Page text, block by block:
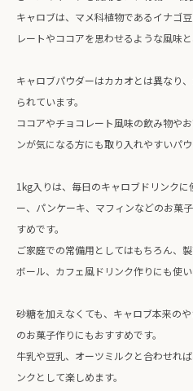
キャロブは、マメ科植物であるイナゴ
レートやココアを思わせるような風味
キャロブパウダーはカカオとは異なり
られています。
ココアやチョコレート風味の飲み物や
ンが気になる方にも取り入れやすいパウ
1kg入りは、毎日のキャロブドリンク
ー、パンケーキ、マフィンなどのお菓
すめです。
ご家庭での常備用としてはもちろん、
ボール、カフェ風ドリンク作りにも使い
砂糖を加えなくても、キャロブ本来の
のお菓子作りにもおすすめです。
牛乳や豆乳、オーツミルクと合わせれ
ンクとして楽しめます。